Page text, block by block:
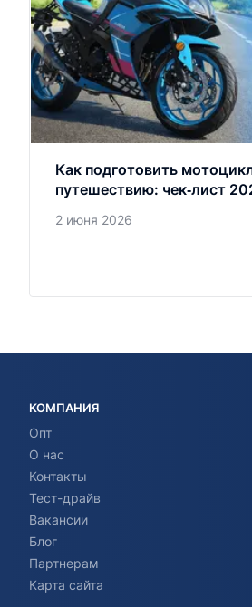
Как подготовить
путешествию: чек‑лист
2 июня 2026
КОМПАНИЯ
Опт
О нас
Контакты
Тест-драйв
Вакансии
Блог
Партнерам
Карта сайта